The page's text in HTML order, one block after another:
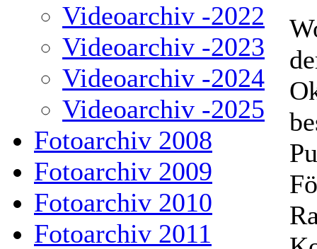
Videoarchiv -2022
Videoarchiv -2023
Videoarchiv -2024
Videoarchiv -2025
Fotoarchiv 2008
Fotoarchiv 2009
Fotoarchiv 2010
Fotoarchiv 2011